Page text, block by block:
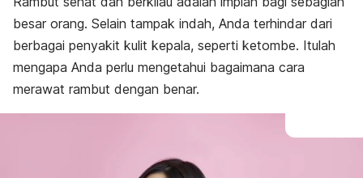
besar orang. Selain tampak indah, Anda terhindar dari
berbagai penyakit kulit kepala, seperti ketombe. Itulah
mengapa Anda perlu mengetahui bagaimana cara
merawat rambut dengan benar.